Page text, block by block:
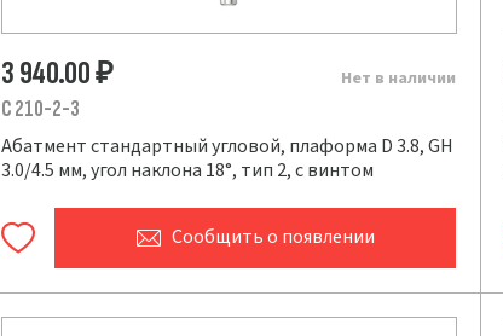
Нет в наличии
3 940.00₽
C 210-2-3
Абатмент стандартный угловой, плаформа D 3.8, GH
3.0/4.5 мм, угол наклона 18°, тип 2, с винтом
Сообщитьо появлении